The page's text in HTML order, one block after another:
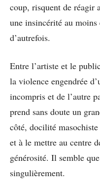
coup, risquent de réagir
une insincérité au
d’autrefois.
Entre l’artiste et le
la violence engendrée
incompris et de l’autre
prend sans doute un
côté, docilité
et à le mettre au centre
générosité. Il semble
singulièrement.